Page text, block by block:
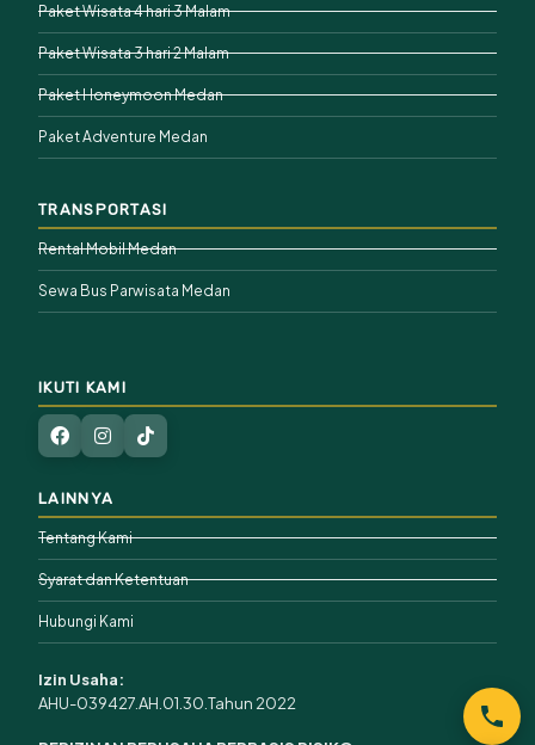
Paket Wisata 4 hari 3 Malam
Paket Wisata 3 hari 2 Malam
Paket Honeymoon Medan
Paket Adventure Medan
TRANSPORTASI
Rental Mobil Medan
Sewa Bus Parwisata Medan
IKUTI KAMI
LAINNYA
Tentang Kami
Syarat dan Ketentuan
Hubungi Kami
Izin Usaha:
AHU-039427.AH.01.30.Tahun 2022